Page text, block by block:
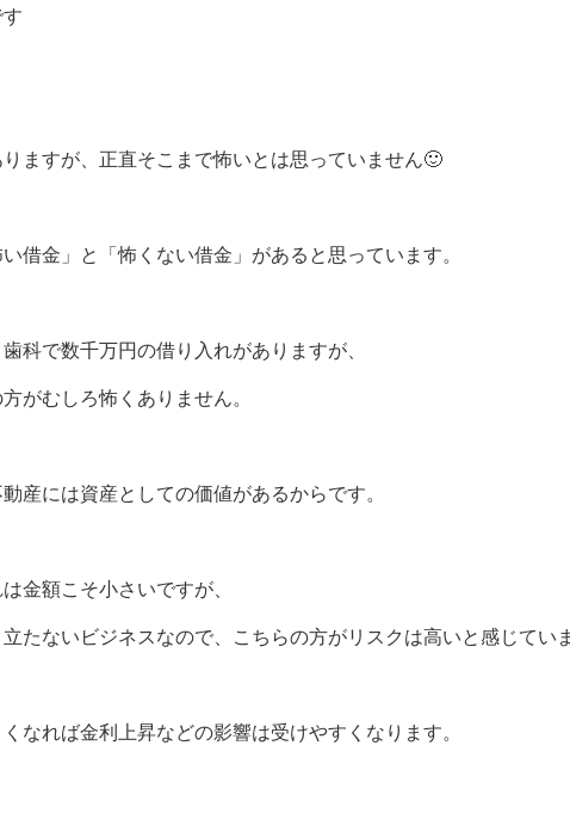
ますが、正直そこまで怖いとは思っていません🙂
借金」と「怖くない借金」があると思っています。
科で数千万円の借り入れがありますが、
がむしろ怖くありません。
産には資産としての価値があるからです。
金額こそ小さいですが、
たないビジネスなので、こちらの方がリスクは高いと感じてい
なれば金利上昇などの影響は受けやすくなります。